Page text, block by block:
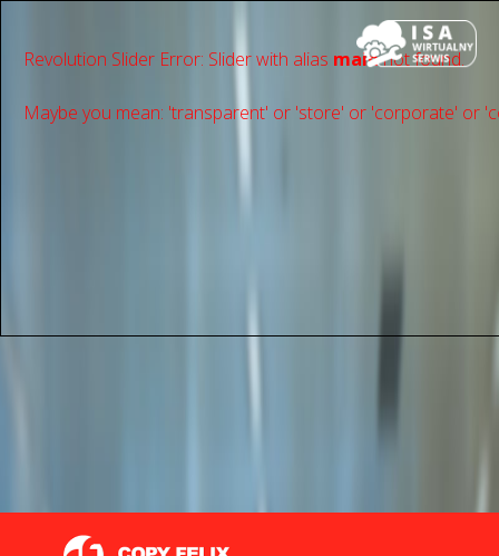
Revolution Slider Error: Slider with alias mainnot found.
Maybe you mean: 'transparent' or 'store' or 'сorporate' or